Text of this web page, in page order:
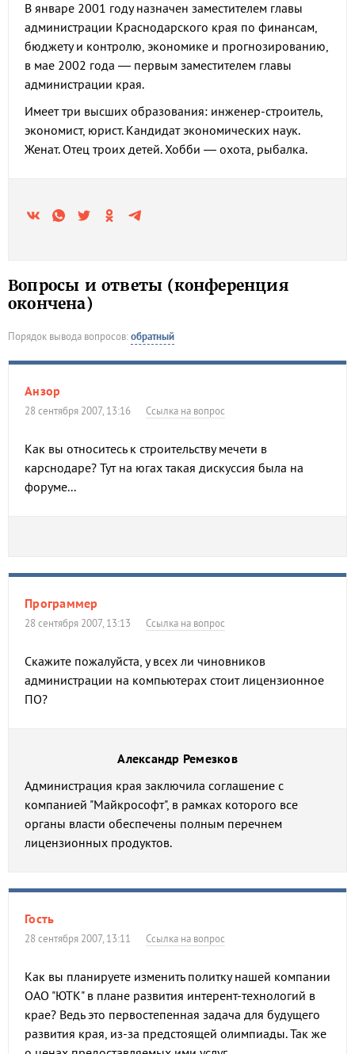
В январе 2001 году назначен заместителем главы
администрации Краснодарского края по финансам,
бюджету и контролю, экономике и прогнозированию,
в мае 2002 года — первым заместителем главы
администрации края.
Имеет три высших образования: инженер-строитель,
экономист, юрист. Кандидат экономических наук.
Женат. Отец троих детей. Хобби — охота, рыбалка.
Вопросы и ответы (конференция
окончена)
Порядок вывода вопросов:обратный
Анзор
28 сентября 2007, 13:16 Ссылка на вопрос
Как вы относитесь к строительству мечети в
карснодаре? Тут на югах такая дискуссия была на
форуме...
Программер
28 сентября 2007, 13:13 Ссылка на вопрос
Скажите пожалуйста, у всех ли чиновников
администрации на компьютерах стоит лицензионное
ПО?
Александр Ремезков
Администрация края заключила соглашение с
компанией "Майкрософт", в рамках которого все
органы власти обеспечены полным перечнем
лицензионных продуктов.
Гость
28 сентября 2007, 13:11 Ссылка на вопрос
Как вы планируете изменить политку нашей компании
ОАО "ЮТК" в плане развития интерент-технологий в
крае? Ведь это первостепенная задача для будущего
развития края, из-за предстоящей олимпиады. Так же